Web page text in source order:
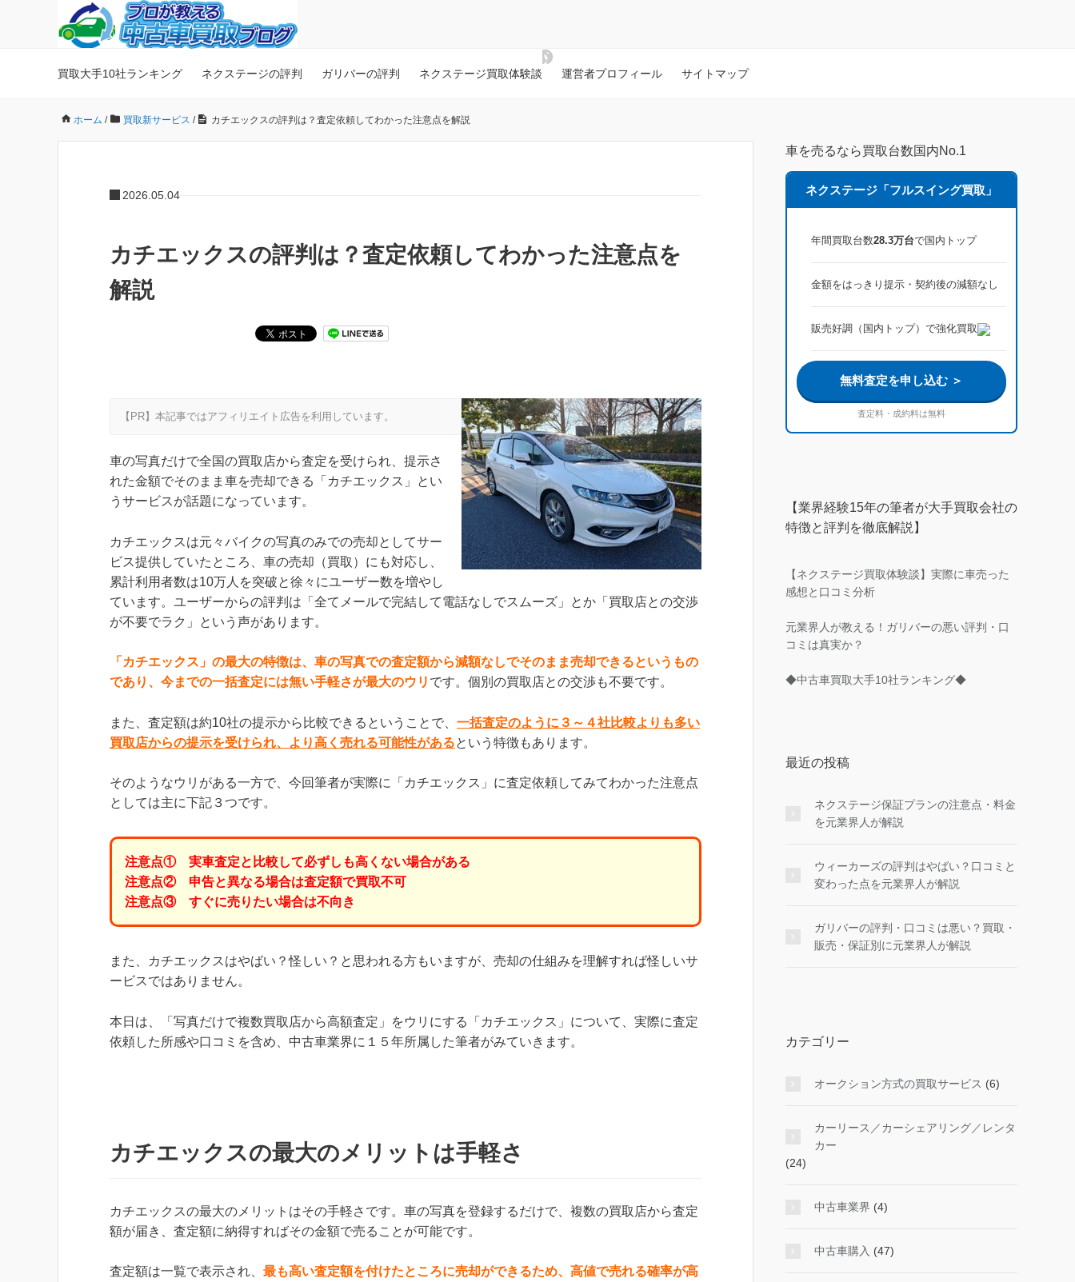
買取大手10社ランキング ネクステージの評判 ガリバーの評判 ネクステージ買取体験談 運営者プロフィール サイトマップ
ホーム / 買取新サービス / カチエックスの評判は？査定依頼してわかった注意点を解説
2026.05.04
カチエックスの評判は？査定依頼してわかった注意点を
解説
【PR】本記事ではアフィリエイト広告を利用しています。
車の写真だけで全国の買取店から査定を受けられ、提示さ
れた金額でそのまま車を売却できる「カチエックス」とい
うサービスが話題になっています。
カチエックスは元々バイクの写真のみでの売却としてサー
ビス提供していたところ、車の売却（買取）にも対応し、
累計利用者数は10万人を突破と徐々にユーザー数を増やし
ています。ユーザーからの評判は「全てメールで完結して電話なしでスムーズ」とか「買取店との交渉
が不要でラク」という声があります。
「カチエックス」の最大の特徴は、車の写真での査定額から減額なしでそのまま売却できるというもの
であり、今までの一括査定には無い手軽さが最大のウリ です。個別の買取店との交渉も不要です。
また、査定額は約10社の提示から比較できるということで、 一括査定のように３～４社比較よりも多い
買取店からの提示を受けられ、より高く売れる可能性があるという特徴もあります。
そのようなウリがある一方で、今回筆者が実際に「カチエックス」に査定依頼してみてわかった注意点
としては主に下記３つです。
注意点① 実車査定と比較して必ずしも高くない場合がある
注意点② 申告と異なる場合は査定額で買取不可
注意点③ すぐに売りたい場合は不向き
また、カチエックスはやばい？怪しい？と思われる方もいますが、売却の仕組みを理解すれば怪しいサ
ービスではありません。
本日は、「写真だけで複数買取店から高額査定」をウリにする「カチエックス」について、実際に査定
依頼した所感や口コミを含め、中古車業界に１５年所属した筆者がみていきます。
カチエックスの最大のメリットは手軽さ
カチエックスの最大のメリットはその手軽さです。車の写真を登録するだけで、複数の買取店から査定
額が届き、査定額に納得すればその金額で売ることが可能です。
査定額は一覧で表示され、 最も高い査定額を付けたところに売却ができるため、高値で売れる確率が高
車を売るなら買取台数国内No.1
ネクステージ「フルスイング買取」
年間買取台数28.3万台で国内トップ
金額をはっきり提示・契約後の減額なし
販売好調（国内トップ）で強化買取
無料査定を申し込む ＞
査定料・成約料は無料
【業界経験15年の筆者が大手買取会社の
特徴と評判を徹底解説】
【ネクステージ買取体験談】実際に車売った
感想と口コミ分析
元業界人が教える！ガリバーの悪い評判・口
コミは真実か？
◆中古車買取大手10社ランキング◆
最近の投稿
ネクステージ保証プランの注意点・料金
を元業界人が解説
ウィーカーズの評判はやばい？口コミと
変わった点を元業界人が解説
ガリバーの評判・口コミは悪い？買取・
販売・保証別に元業界人が解説
カテゴリー
オークション方式の買取サービス (6)
カーリース／カーシェアリング／レンタ
カー
(24)
中古車業界 (4)
中古車購入 (47)